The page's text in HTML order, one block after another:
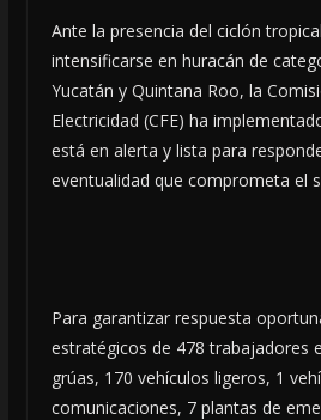
Ante la presencia del ciclón
intensificarse en huracán de
Yucatán y Quintana Roo, la
Electricidad (CFE) ha
está en alerta y lista para
eventualidad que comprometa el
Para garantizar respuesta
estratégicos de 478 trabajadores
grúas, 170 vehículos ligeros, 1
comunicaciones, 7 plantas de